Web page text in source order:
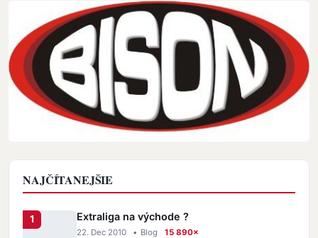
NAJČÍTANEJŠIE
Extraliga na východe ?
22. Dec 2010 • Blog 15 890×